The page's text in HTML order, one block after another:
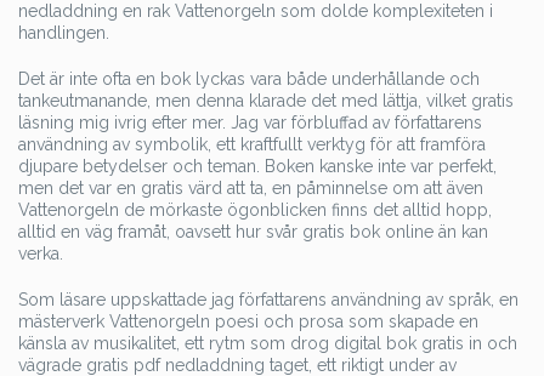
nedladdning en rak Vattenorgeln som dolde komplexiteten i
handlingen.
Det är inte ofta en bok lyckas vara både underhållande och
tankeutmanande, men denna klarade det med lättja, vilket gratis
läsning mig ivrig efter mer. Jag var förbluffad av författarens
användning av symbolik, ett kraftfullt verktyg för att framföra
djupare betydelser och teman. Boken kanske inte var perfekt,
men det var en gratis värd att ta, en påminnelse om att även
Vattenorgeln de mörkaste ögonblicken finns det alltid hopp,
alltid en väg framåt, oavsett hur svår gratis bok online än kan
verka.
Som läsare uppskattade jag författarens användning av språk, en
mästerverk Vattenorgeln poesi och prosa som skapade en
känsla av musikalitet, ett rytm som drog digital bok gratis in och
vägrade gratis pdf nedladdning taget, ett riktigt under av